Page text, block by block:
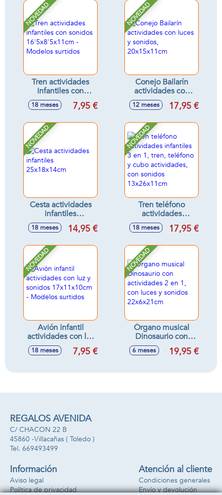
NOVEDAD
Tren actividades
infantiles con
sonidos
16'5x8'5x11cm -
18 meses 7,95 €
NOVEDAD
Conejo Bailarín
actividades con
luces y sonidos,
20x15x11cm
12 meses 17,95 €
NOVEDAD
Cesta actividades
infantiles
25x18x14cm
18 meses 14,95 €
NOVEDAD
Tren teléfono
actividades
infantiles 3 en 1,
tren, teléfono y
con sonidos
13x26x11cm
18 meses 17,95 €
NOVEDAD
Avión infantil
actividades con luz
y sonidos
17x11x10cm -
18 meses 7,95 €
NOVEDAD
Órgano musical
Dinosaurio con
actividades 2 en 1,
con luces y sonidos
6 meses 19,95 €
REGALOS AVENIDA
C/ CHACON 22 B
45860 -Villacañas ( Toledo )
669493499
Información
Aviso legal
Política de privacidad
Atención al cliente
Condiciones generales
Envío y devolución